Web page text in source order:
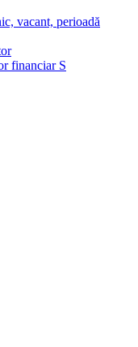
vacant, perioadă
financiar S